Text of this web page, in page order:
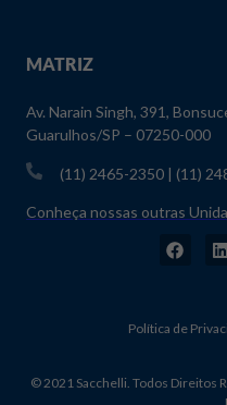
MATRIZ
Av. Narain Singh, 391,
Guarulhos/SP – 07250-000
(11) 2465-2350 | (11)
Conheça nossas outras
Política de
© 2021 Sacchelli. Todos Direitos